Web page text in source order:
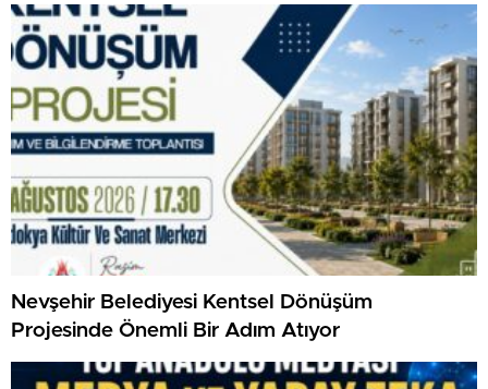
Nevşehir Belediyesi Kentsel Dönüşüm
Projesinde Önemli Bir Adım Atıyor